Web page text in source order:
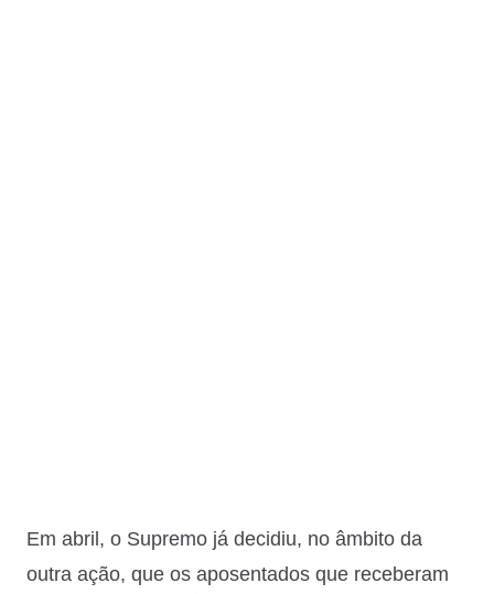
Em abril, o Supremo já decidiu, no âmbito da
outra ação, que os aposentados que receberam